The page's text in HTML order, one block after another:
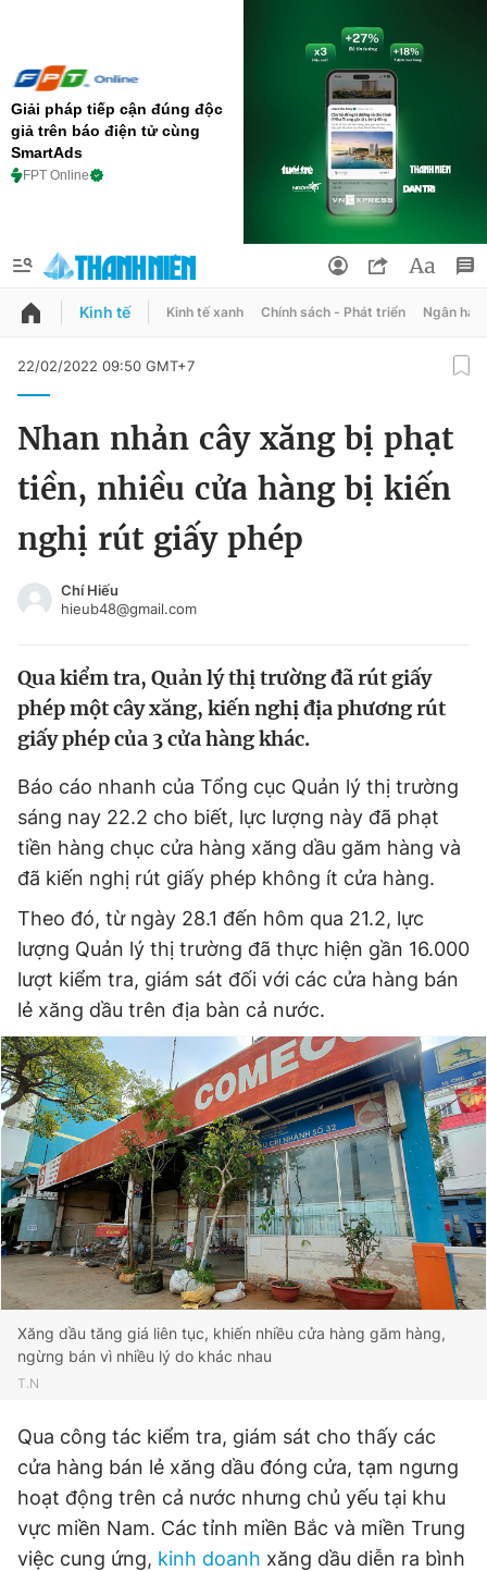
Giải pháp tiếp cận đúng độc
giả trên báo điện tử cùng
SmartAds
FPT Online
QUẢNG CÁO
Chuyên mục khác
Chào ngày mới Tin 24h
Video Magazine
Sản phẩm khác
Tiện ích Bạn cần biết
Thông tin tòa soạn Liên hệ quảng cáo
Đọc Thanh Niên trên điện thoại
Theo dõi báo trên
Hotline
0906 645 777
Liên hệ quảng cáo
0908 780 404
Đặt báo Quảng cáo RSS Tòa soạn Chính sách bảo
Tổng biên tập: Nguyễn Ngọc Toàn
Phó tổng biên tập thường trực: Hải Thành
Phó tổng biên tập: Trần Việt Hưng
Tổng thư ký tòa soạn: Đức Trung
Giấy phép xuất bản số 110/GP - BTTTT cấp ngày 24.3.2020
© 2003-2026 Bản quyền thuộc về Báo Thanh Niên. Cấm sao
chép dưới mọi hình thức nếu không có sự chấp thuận bằng văn
bản. Phát triển bởi ePi Technologies, JSC.
Đổi mật khẩu
Tin đã lưu
Tin đã xem
Đăng xuất
Kinh tế Kinh tế xanh Chính sách - Phát triển Ngân
22/02/2022 09:50 GMT+7
Nhan nhản cây xăng bị phạt
tiền, nhiều cửa hàng bị kiến
nghị rút giấy phép
Chí Hiếu
hieub48@gmail.com
Qua kiểm tra, Quản lý thị trường đã rút giấy
phép một cây xăng, kiến nghị địa phương rút
giấy phép của 3 cửa hàng khác.
Báo cáo nhanh của Tổng cục Quản lý thị trường
sáng nay 22.2 cho biết, lực lượng này đã phạt
tiền hàng chục cửa hàng xăng dầu găm hàng và
đã kiến nghị rút giấy phép không ít cửa hàng.
Theo đó, từ ngày 28.1 đến hôm qua 21.2, lực
lượng Quản lý thị trường đã thực hiện gần 16.000
lượt kiểm tra, giám sát đối với các cửa hàng bán
lẻ xăng dầu trên địa bàn cả nước.
Xăng dầu tăng giá liên tục, khiến nhiều cửa hàng găm hàng,
ngừng bán vì nhiều lý do khác nhau
T.N
Qua công tác kiểm tra, giám sát cho thấy các
cửa hàng bán lẻ xăng dầu đóng cửa, tạm ngưng
hoạt động trên cả nước nhưng chủ yếu tại khu
vực miền Nam. Các tỉnh miền Bắc và miền Trung
việc cung ứng, kinh doanh xăng dầu diễn ra bình